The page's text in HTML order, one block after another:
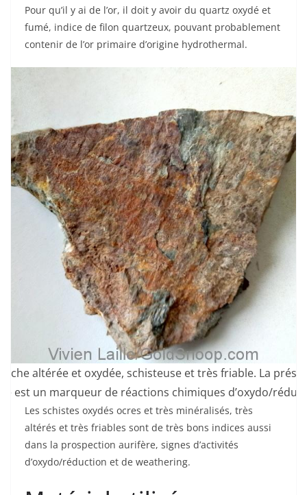
Pour qu’il y ai de l’or, il doit y avoir du quartz oxydé et
fumé, indice de filon quartzeux, pouvant probablement
contenir de l’or primaire d’origine hydrothermal.
altérée et oxydée, schisteuse et très friable. La
est un marqueur de réactions chimiques d’oxydo/
Les schistes oxydés ocres et très minéralisés, très
altérés et très friables sont de très bons indices aussi
dans la prospection aurifère, signes d’activités
d’oxydo/réduction et de weathering.